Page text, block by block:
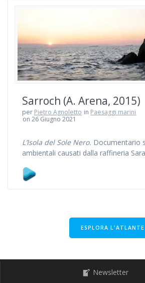
Sarroch (A. Arena, 2015)
per Pietro Agnoletto in Paesaggi marini
on 26 Giugno 2021
L’Isola del Sole Nero. Documentario
ambientali causati dalla raffineria
ESPLORA L'ATLANTE
Newsletter